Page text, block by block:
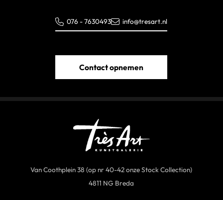
076 - 7630493 info@tresart.nl
Contact opnemen
Van Coothplein 38 (op nr 40-42 onze Stock Collection)
4811 NG Breda